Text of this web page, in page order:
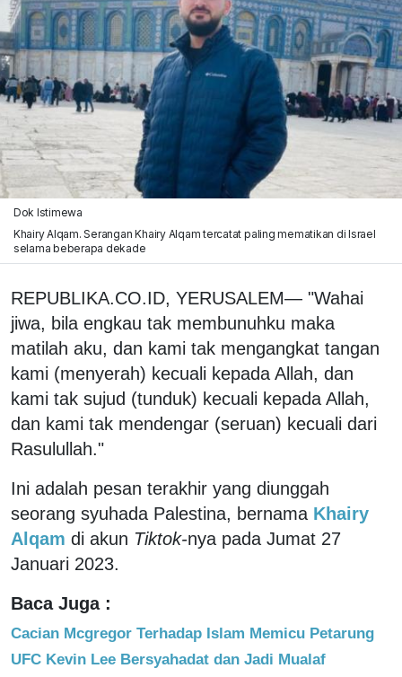
Dok Istimewa
Khairy Alqam. Serangan Khairy Alqam tercatat paling mematikan di Israel
selama beberapa dekade
REPUBLIKA.CO.ID, YERUSALEM— "Wahai
jiwa, bila engkau tak membunuhku maka
matilah aku, dan kami tak mengangkat tangan
kami (menyerah) kecuali kepada Allah, dan
kami tak sujud (tunduk) kecuali kepada Allah,
dan kami tak mendengar (seruan) kecuali dari
Rasulullah."
Ini adalah pesan terakhir yang diunggah
seorang syuhada Palestina, bernama Khairy
Alqam di akun Tiktok-nya pada Jumat 27
Januari 2023.
Baca Juga :
Cacian Mcgregor Terhadap Islam Memicu Petarung
UFC Kevin Lee Bersyahadat dan Jadi Mualaf